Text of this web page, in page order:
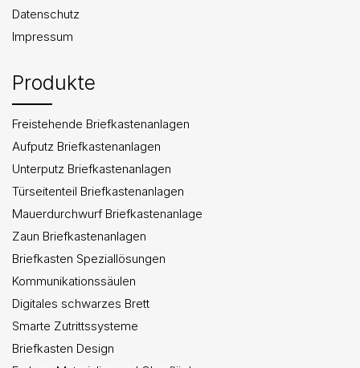
Datenschutz
Impressum
Produkte
Freistehende Briefkastenanlagen
Aufputz Briefkastenanlagen
Unterputz Briefkastenanlagen
Türseitenteil Briefkastenanlagen
Mauerdurchwurf Briefkastenanlage
Zaun Briefkastenanlagen
Briefkasten Speziallösungen
Kommunikationssäulen
Digitales schwarzes Brett
Smarte Zutrittssysteme
Briefkasten Design